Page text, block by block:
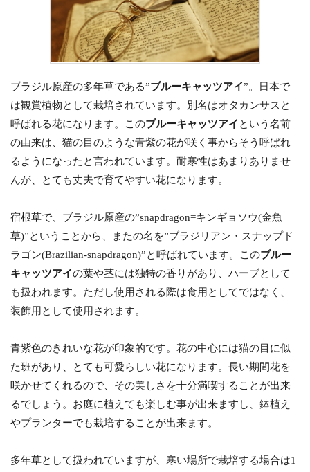
ブラジル原産の多年草である”ブルーキャッツアイ”。日本で
は観賞植物として栽培されています。別名はオタカンサスと
呼ばれる花になります。このブルーキャッツアイ という名前
の由来は、猫の目のような青紫の花が咲く事からそう呼ばれ
るようになったと言われています。耐寒性はあまりありませ
んが、とても丈夫で育てやすい花になります。
宿根草で、ブラジル原産の”snapdragon=キンギョソウ(金魚
草)”ということから、またの名を”ブラジリアン・スナップド
ラゴン(Brazilian-snapdragon)”と呼ばれています。このブルー
キャッツアイの葉や茎には独特の香りがあり、ハーブとして
も扱われます。ただし使用される際は食用としてではなく、
装飾用として使用されます。
青紫色のきれいな花が印象的です。花の中心には猫の目に似
た班があり、とても可愛らしい花になります。長い期間花を
咲かせてくれるので、その美しさを十分満喫することが出来
るでしょう。お庭に植えても楽しむ事が出来ますし、鉢植え
やプランターでも栽培することが出来ます。
多年草として扱われていますが、寒い場所で栽培する場合は1